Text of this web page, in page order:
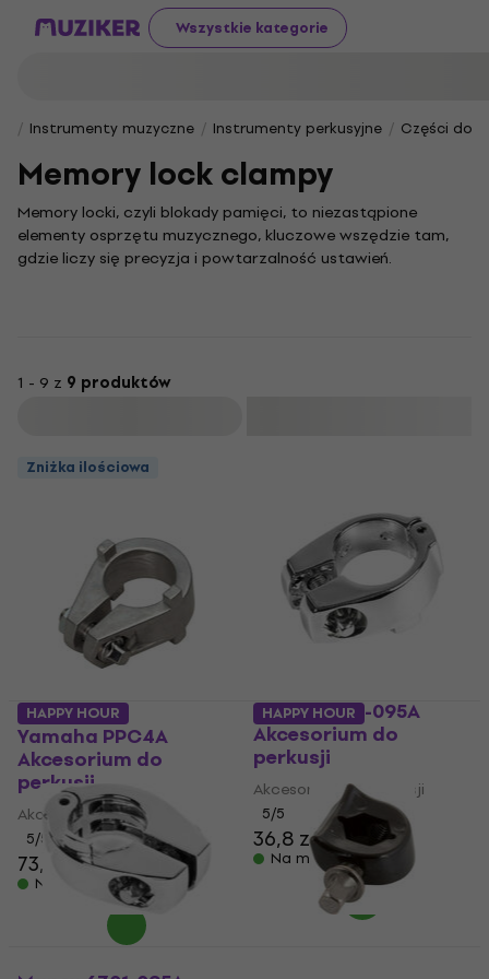
Wszystkie kategorie
Instrumenty muzyczne Instrumenty perkusyjne Części do
Memory lock clampy
Memory locki, czyli blokady pamięci, to niezastąpione
elementy osprzętu muzycznego, kluczowe wszędzie tam,
gdzie liczy się precyzja i powtarzalność ustawień.
Te niepozorne, lecz niezwykle istotne akcesoria zapewniają
pewność, że Twój sprzęt jest zawsze gotowy do działania.
1 - 9 z 9 produktów
Zniżka ilościowa
Yamaha PPC4A
Akcesorium do
perkusji
Akcesorium do perkusji
5/5
73,8 zł
Na magazynie
Mapex 6601-095A
Akcesorium do
perkusji
Akcesorium do perkusji
5/5
36,8 zł
Na magazynie
HAPPY HOUR HAPPY HOUR